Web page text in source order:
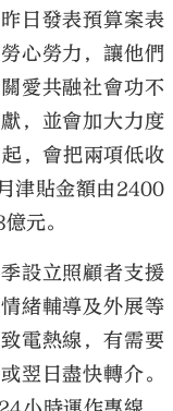
日發表預算案表
心勞力，讓他們
愛共融社會功不
，並會加大力度
，會把兩項低收
津貼金額由2400
元。
設立照顧者支援
緒輔導及外展等
電熱線，有需要
翌日盡快轉介。